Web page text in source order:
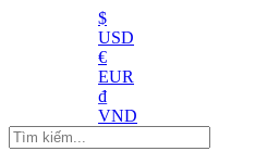
$
USD
€
EUR
₫
VND